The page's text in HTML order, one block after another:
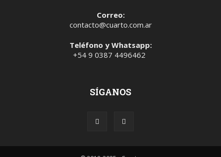
Correo:
contacto@cuarto.com.ar
Teléfono y Whatsapp:
+54 9 0387 4496462
SÍGANOS